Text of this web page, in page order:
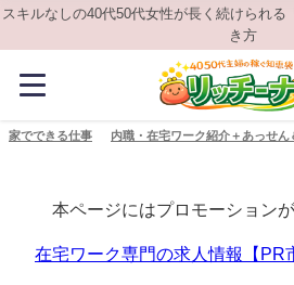
スキルなしの40代50代女性が長く続けられる
き方
家でできる仕事 内職・在宅ワーク紹介＋あっせん
本ページにはプロモーション
在宅ワーク専門の求人情報【PR